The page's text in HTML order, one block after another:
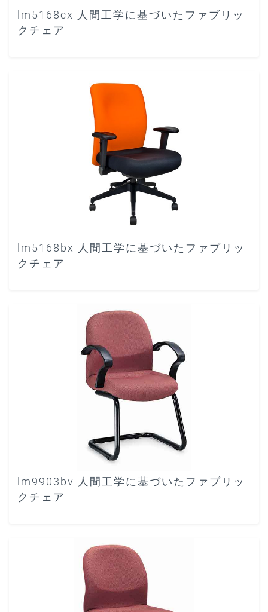
lm5168cx 人間工学に基づいたファブリッ
クチェア
lm5168bx 人間工学に基づいたファブリッ
クチェア
lm9903bv 人間工学に基づいたファブリッ
クチェア